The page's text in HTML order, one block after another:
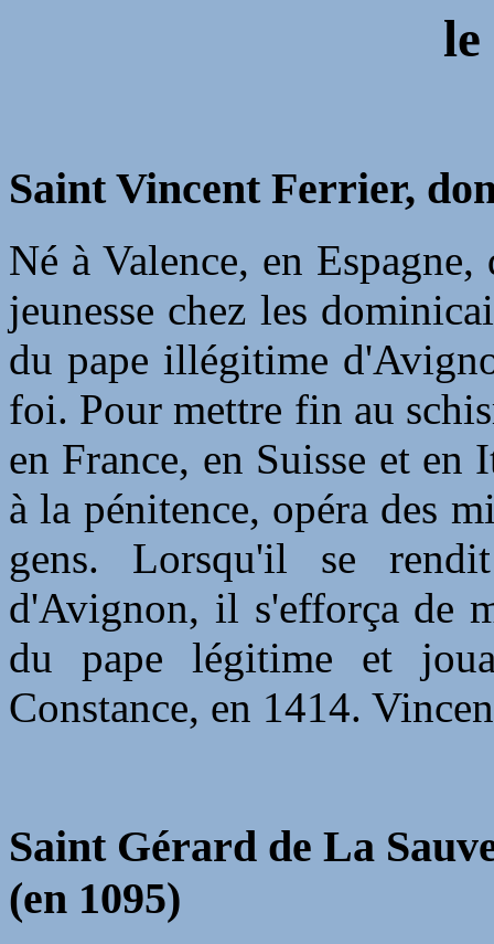
Saint Vincent Ferrier,
Né à Valence, en
jeunesse chez les
du pape illégitime
foi. Pour mettre fin au
en France, en Suisse et
à la pénitence, opéra des
gens. Lorsqu'il se
d'Avignon, il s'efforça de
du pape légitime et
Constance, en 1414.
Saint Gérard de La
(en 1095)